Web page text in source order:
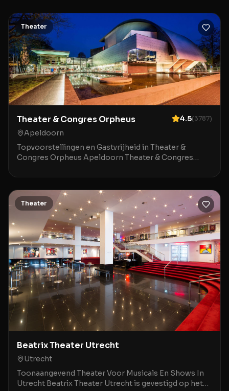
Theater
Theater & Congres Orpheus 4.5(3787)
Apeldoorn
Topvoorstellingen en Gastvrijheid in Theater &
Congres Orpheus Apeldoorn Theater & Congres
waar mod
Theater
Beatrix Theater Utrecht
Utrecht
Toonaangevend Theater Voor Musicals En Shows In
Utrecht Beatrix Theater Utrecht is gevestigd op het